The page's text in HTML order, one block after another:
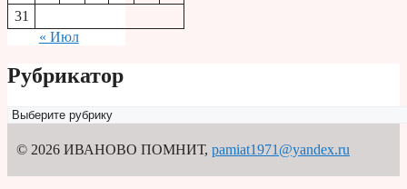
31
« Июл
Рубрикатор
Рубрикатор
© 2026 ИВАНОВО ПОМНИТ, pamiat1971@yandex.ru